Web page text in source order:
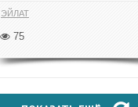
ЭЙЛАТ
75